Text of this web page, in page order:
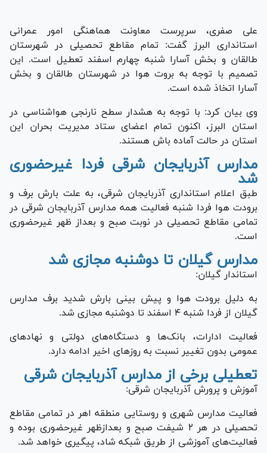
علی صفری، سرپرست معاونت هماهنگی امور عمرانی
استانداری البرز گفت: تمام مقاطع تحصیلی در شهرستان
طالقان و بخش آسارا شنبه چهارم اسفند تعطیل است. این
تصمیم با توجه به بروت هوا در شهرستان طالقان و بخش
آسارا اتخاذ شده است.
وی بیان کرد: با توجه به هشدار سطح نارنجی هواشناسی در
استان البرز، اکنون تمام اعضای ستاد مدیریت بحران این
استان در حالت آماده باش هستند.
مدارس آذربایجان شرقی فردا غیرحضوری
شد
طبق اعلام استانداری آذربایجان شرقی، به علت بارش برف و
برودت هوا فردا شنبه فعالیت همه مدارس آذربایجان شرقی در
تمامی مقاطع تحصیلی در نوبت صبح و بعداز ظهر غیرحضوری
است.
مدارس گیلان تا دوشنبه مجازی شد
استاندار گیلان:
به دلیل برودت هوا و پیش بینی بارش شدید برف مدارس
گیلان از فردا شنبه ۴ اسفند تا دوشنبه مجازی شد.
فعالیت ادارات، بانک‌ها و دستگاه‌های دولتی و نهاد‌های
عمومی بدون تغییر نسبت به روز‌های اخیر ادامه دارد.
تعطیلی برخی از مدارس آذربایجان شرقی
آموزش و پرورش آذربایجان شرقی:
فعالیت مدارس شهری و روستایی منطقه اهر در تمامی مقاطع
تحصیلی در هر ۲ شیفت صبح و بعدازظهر غیرحضوری بوده و
فعالیت‌های آموزشی از طریق شبکه شاد، پیگیری خواهد شد.